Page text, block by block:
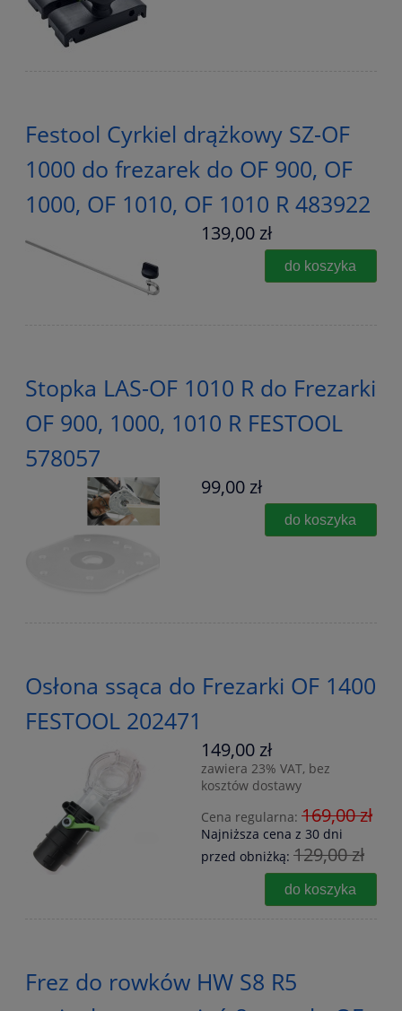
Festool Cyrkiel drążkowy SZ-OF
1000 do frezarek do OF 900, OF
1000, OF 1010, OF 1010 R 483922
139,00 zł
do koszyka
Stopka LAS-OF 1010 R do Frezarki
OF 900, 1000, 1010 R FESTOOL
578057
99,00 zł
do koszyka
Osłona ssąca do Frezarki OF 1400
FESTOOL 202471
149,00 zł
zawiera 23% VAT, bez
kosztów dostawy
Cena regularna: 169,00 zł
Najniższa cena z 30 dni
przed obniżką: 129,00 zł
do koszyka
Frez do rowków HW S8 R5